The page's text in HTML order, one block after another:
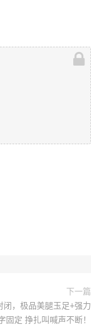
下一篇
闭，极品美腿玉足+强力
固定 挣扎叫喊声不断！